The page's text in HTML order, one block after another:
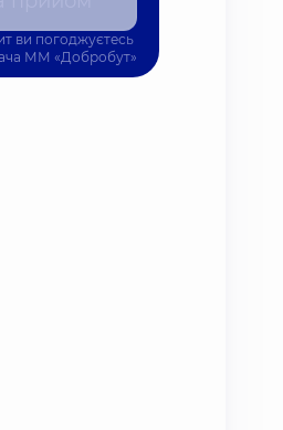
ви погоджуєтесь
ММ «Добробут»